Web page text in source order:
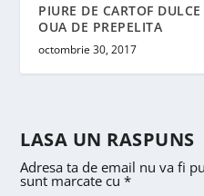
PIURE DE CARTOF
OUA DE PREPELITA
octombrie 30, 2017
LASA UN RASPUNS
Adresa ta de email nu va fi
sunt marcate cu*